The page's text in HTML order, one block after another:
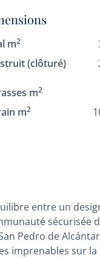
m2
(clôturé)
m2
m2
entre un
sécurisée
Pedro de
imprenables sur